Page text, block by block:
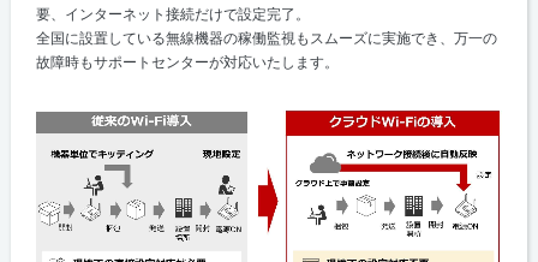
要、インターネット接続だけで設定完了。
全国に設置している無線機器の稼働監視もスムーズに実施でき、万一の
故障時もサポートセンターが対応いたします。